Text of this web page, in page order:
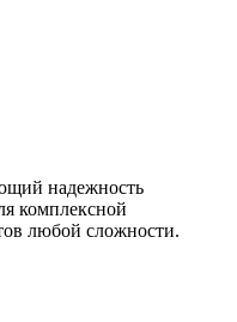
надежность
комплексной
любой сложности.